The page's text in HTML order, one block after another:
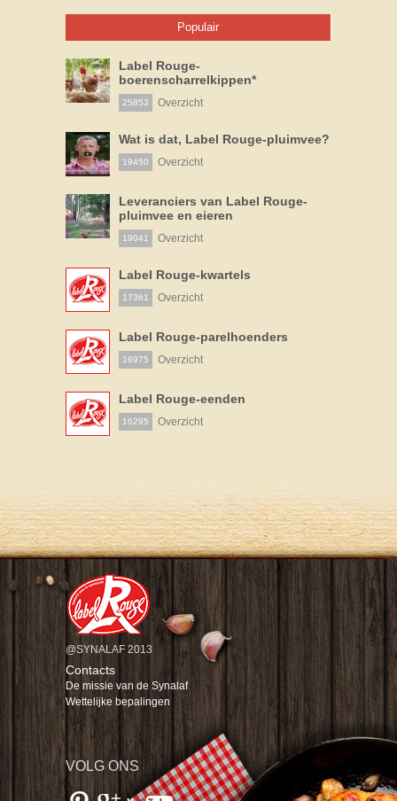
Populair
Label Rouge-
boerenscharrelkippen*
25853 Overzicht
Wat is dat, Label Rouge-pluimvee?
19450 Overzicht
Leveranciers van Label Rouge-
pluimvee en eieren
19041 Overzicht
Label Rouge-kwartels
17361 Overzicht
Label Rouge-parelhoenders
16975 Overzicht
Label Rouge-eenden
16295 Overzicht
@SYNALAF 2013
Contacts
De missie van de Synalaf
Wettelijke bepalingen
VOLG ONS